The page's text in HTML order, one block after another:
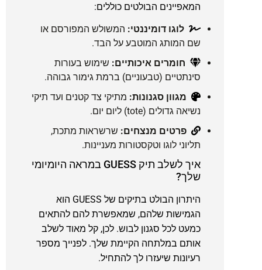
המאפיינים הבולטים כוללים:
לוגו דומיננטי: המשולש המפורסם או
שם המותג המוטבע על הבד.
חומרים איכותיים: שימוש בעורות
סינתטיים (טבעוניים) ברמת גימור גבוהה.
מגוון סגנונות: מתיקי צד קטנים ועד תיקי
נשיאה גדולים (tote) ליום יום.
פרטים מנצחים: שרשראות מתכת,
תליוני לוגו וטקסטורות מעניינות.
איך לשלב תיק GUESS במראה היומיומי
שלך?
היתרון הבולט בתיקים של GUESS הוא
הגמישות שלהם, שמאפשרת להם להתאים
כמעט לכל סגנון לבוש. לכן, קל מאוד לשלב
אותם במלתחה הקיימת שלך. לפנייך מספר
רעיונות שיעזרו לך להתחיל.